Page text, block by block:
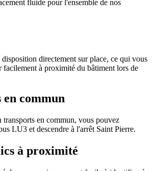
fluide pour l'ensemble de nos
directement sur place, ce qui vous
facilement à proximité du bâtiment lors de
commun
transports en commun, vous pouvez
LU3 et descendre à l'arrêt Saint Pierre.
à proximité